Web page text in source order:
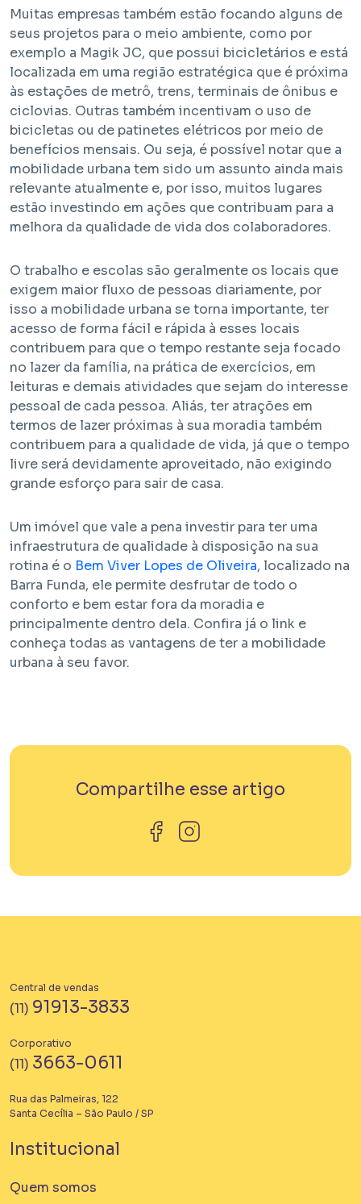
Muitas empresas também estão focando alguns de
seus projetos para o meio ambiente, como por
exemplo a Magik JC, que possui bicicletários e está
localizada em uma região estratégica que é próxima
às estações de metrô, trens, terminais de ônibus e
ciclovias. Outras também incentivam o uso de
bicicletas ou de patinetes elétricos por meio de
benefícios mensais. Ou seja, é possível notar que a
mobilidade urbana tem sido um assunto ainda mais
relevante atualmente e, por isso, muitos lugares
estão investindo em ações que contribuam para a
melhora da qualidade de vida dos colaboradores.
O trabalho e escolas são geralmente os locais que
exigem maior fluxo de pessoas diariamente, por
isso a mobilidade urbana se torna importante, ter
acesso de forma fácil e rápida à esses locais
contribuem para que o tempo restante seja focado
no lazer da família, na prática de exercícios, em
leituras e demais atividades que sejam do interesse
pessoal de cada pessoa. Aliás, ter atrações em
termos de lazer próximas à sua moradia também
contribuem para a qualidade de vida, já que o tempo
livre será devidamente aproveitado, não exigindo
grande esforço para sair de casa.
Um imóvel que vale a pena investir para ter uma
infraestrutura de qualidade à disposição na sua
rotina é o Bem Viver Lopes de Oliveira, localizado na
Barra Funda, ele permite desfrutar de todo o
conforto e bem estar fora da moradia e
principalmente dentro dela. Confira já o link e
conheça todas as vantagens de ter a mobilidade
urbana à seu favor.
Compartilhe esse artigo
Central de vendas
(11) 91913-3833
Corporativo
(11) 3663-0611
Rua das Palmeiras, 122
Santa Cecília – São Paulo / SP
Institucional
Quem somos